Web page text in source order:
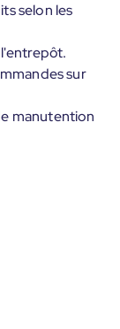
selon les
sur
manutention